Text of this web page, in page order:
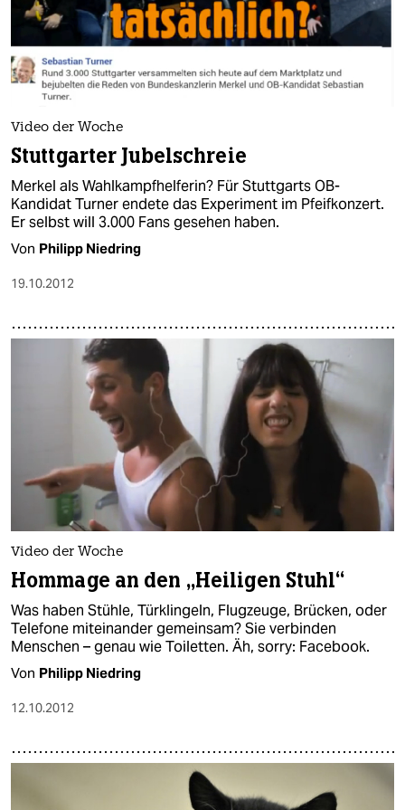
Video der Woche
Stuttgarter Jubelschreie
Merkel als Wahlkampfhelferin? Für Stuttgarts OB-
Kandidat Turner endete das Experiment im Pfeifkonzert.
Er selbst will 3.000 Fans gesehen haben.
Von Philipp Niedring
19.10.2012
Video der Woche
Hommage an den „Heiligen Stuhl“
Was haben Stühle, Türklingeln, Flugzeuge, Brücken, oder
Telefone miteinander gemeinsam? Sie verbinden
Menschen – genau wie Toiletten. Äh, sorry: Facebook.
Von Philipp Niedring
12.10.2012